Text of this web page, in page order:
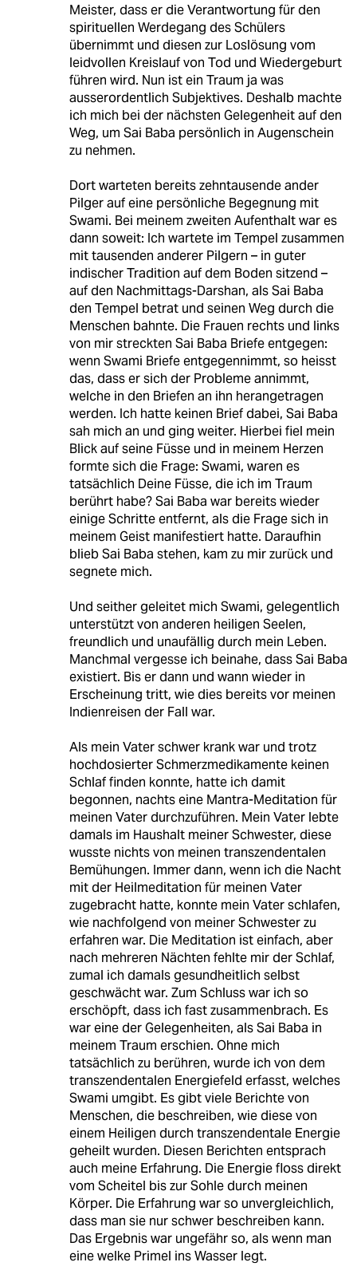
Meister, dass er die Verantwortung für den
spirituellen Werdegang des Schülers
übernimmt und diesen zur Loslösung vom
leidvollen Kreislauf von Tod und Wiedergeburt
führen wird. Nun ist ein Traum ja was
ausserordentlich Subjektives. Deshalb machte
ich mich bei der nächsten Gelegenheit auf den
Weg, um Sai Baba persönlich in Augenschein
zu nehmen.
Dort warteten bereits zehntausende ander
Pilger auf eine persönliche Begegnung mit
Swami. Bei meinem zweiten Aufenthalt war es
dann soweit: Ich wartete im Tempel zusammen
mit tausenden anderer Pilgern – in guter
indischer Tradition auf dem Boden sitzend –
auf den Nachmittags-Darshan, als Sai Baba
den Tempel betrat und seinen Weg durch die
Menschen bahnte. Die Frauen rechts und links
von mir streckten Sai Baba Briefe entgegen:
wenn Swami Briefe entgegennimmt, so heisst
das, dass er sich der Probleme annimmt,
welche in den Briefen an ihn herangetragen
werden. Ich hatte keinen Brief dabei, Sai Baba
sah mich an und ging weiter. Hierbei fiel mein
Blick auf seine Füsse und in meinem Herzen
formte sich die Frage: Swami, waren es
tatsächlich Deine Füsse, die ich im Traum
berührt habe? Sai Baba war bereits wieder
einige Schritte entfernt, als die Frage sich in
meinem Geist manifestiert hatte. Daraufhin
blieb Sai Baba stehen, kam zu mir zurück und
segnete mich.
Und seither geleitet mich Swami, gelegentlich
unterstützt von anderen heiligen Seelen,
freundlich und unaufällig durch mein Leben.
Manchmal vergesse ich beinahe, dass Sai Baba
existiert. Bis er dann und wann wieder in
Erscheinung tritt, wie dies bereits vor meinen
Indienreisen der Fall war.
Als mein Vater schwer krank war und trotz
hochdosierter Schmerzmedikamente keinen
Schlaf finden konnte, hatte ich damit
begonnen, nachts eine Mantra-Meditation für
meinen Vater durchzuführen. Mein Vater lebte
damals im Haushalt meiner Schwester, diese
wusste nichts von meinen transzendentalen
Bemühungen. Immer dann, wenn ich die Nacht
mit der Heilmeditation für meinen Vater
zugebracht hatte, konnte mein Vater schlafen,
wie nachfolgend von meiner Schwester zu
erfahren war. Die Meditation ist einfach, aber
nach mehreren Nächten fehlte mir der Schlaf,
zumal ich damals gesundheitlich selbst
geschwächt war. Zum Schluss war ich so
erschöpft, dass ich fast zusammenbrach. Es
war eine der Gelegenheiten, als Sai Baba in
meinem Traum erschien. Ohne mich
tatsächlich zu berühren, wurde ich von dem
transzendentalen Energiefeld erfasst, welches
Swami umgibt. Es gibt viele Berichte von
Menschen, die beschreiben, wie diese von
einem Heiligen durch transzendentale Energie
geheilt wurden. Diesen Berichten entsprach
auch meine Erfahrung. Die Energie floss direkt
vom Scheitel bis zur Sohle durch meinen
Körper. Die Erfahrung war so unvergleichlich,
dass man sie nur schwer beschreiben kann.
Das Ergebnis war ungefähr so, als wenn man
eine welke Primel ins Wasser legt.